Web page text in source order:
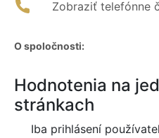
Zobraziť telefónne
O spoločnosti:
Hodnotenia na
stránkach
Iba prihlásení